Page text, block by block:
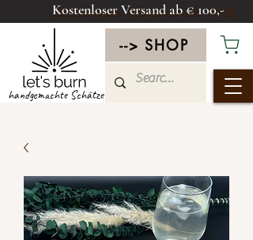
handgemachte Schätze
--> SHOP
Kostenloser Versand ab 100€
Kostenloser Versand ab € 100,-